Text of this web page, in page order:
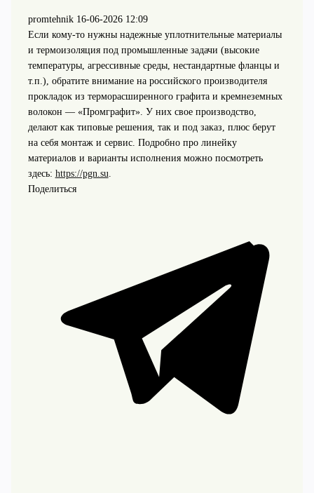
promtehnik 16-06-2026 12:09
Если кому-то нужны надежные уплотнительные материалы
и термоизоляция под промышленные задачи (высокие
температуры, агрессивные среды, нестандартные фланцы и
т.п.), обратите внимание на российского производителя
прокладок из терморасширенного графита и кремнеземных
волокон — «Промграфит». У них свое производство,
делают как типовые решения, так и под заказ, плюс берут
на себя монтаж и сервис. Подробно про линейку
материалов и варианты исполнения можно посмотреть
здесь: https://pgn.su
Поделиться